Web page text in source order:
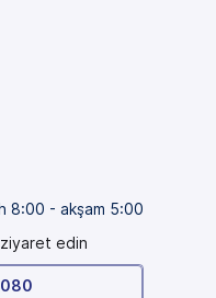
8:00 - akşam 5:00
ziyaret edin